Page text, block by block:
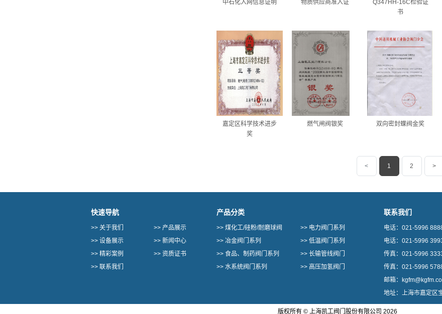
中石化入网信息证明 物质供应商准入证
Q347HH-16C检验证
书
嘉定区科学技术进步
奖
燃气闸阀银奖 双向密封蝶阀金奖
< 1 2 >
快速导航
>> 关于我们 >> 产品展示
>> 设备展示 >> 新闻中心
>> 精彩案例 >> 资质证书
>> 联系我们
产品分类
>> 煤化工/硅粉/耐磨球阀 >> 电力阀门系列
>> 冶金阀门系列 >> 低温阀门系列
>> 食品、制药阀门系列 >> 长输管线阀门
>> 水系统阀门系列 >> 高压加氢阀门
联系我们
电话：021-5996
电话：021-5996
传真：021-5996
传真：021-5996
邮箱：
地址：上海市嘉定区
版权所有 © 上海凯工阀门股份有限公司 2026